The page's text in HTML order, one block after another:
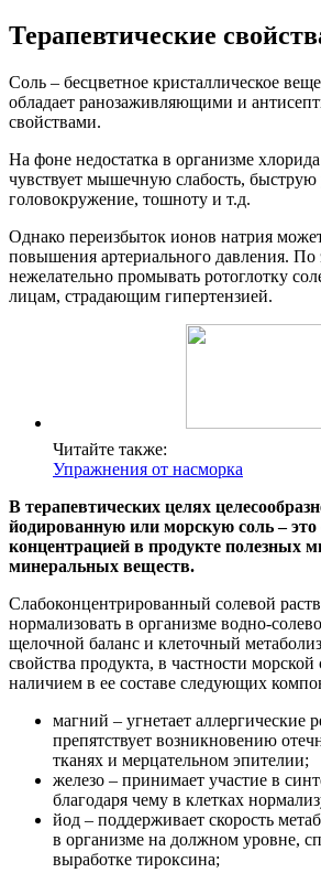
Терапевтические
Соль – бесцветное кристаллическое
обладает ранозаживляющими и
свойствами.
На фоне недостатка в организме
чувствует мышечную слабость, быструю
головокружение, тошноту и т.д.
Однако переизбыток ионов натрия
повышения артериального давления. По
нежелательно промывать ротоглотку
лицам, страдающим гипертензией.
Читайте также:
Упражнения от насморка
В терапевтических целях
йодированную или морскую соль – это
концентрацией в продукте полезных
минеральных веществ.
Слабоконцентрированный солевой
нормализовать в организме водно-
щелочной баланс и клеточный
свойства продукта, в частности
наличием в ее составе следующих
магний – угнетает аллергические
препятствует возникновению
тканях и мерцательном эпителии;
железо – принимает участие в
благодаря чему в клетках
йод – поддерживает скорость
в организме на должном уровне,
выработке тироксина;